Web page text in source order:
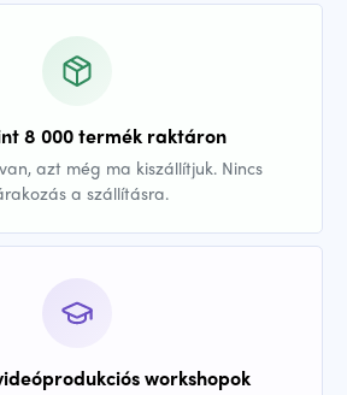
8 000 termék raktáron
azt még ma kiszállítjuk. Nincs
a szállításra.
workshopok